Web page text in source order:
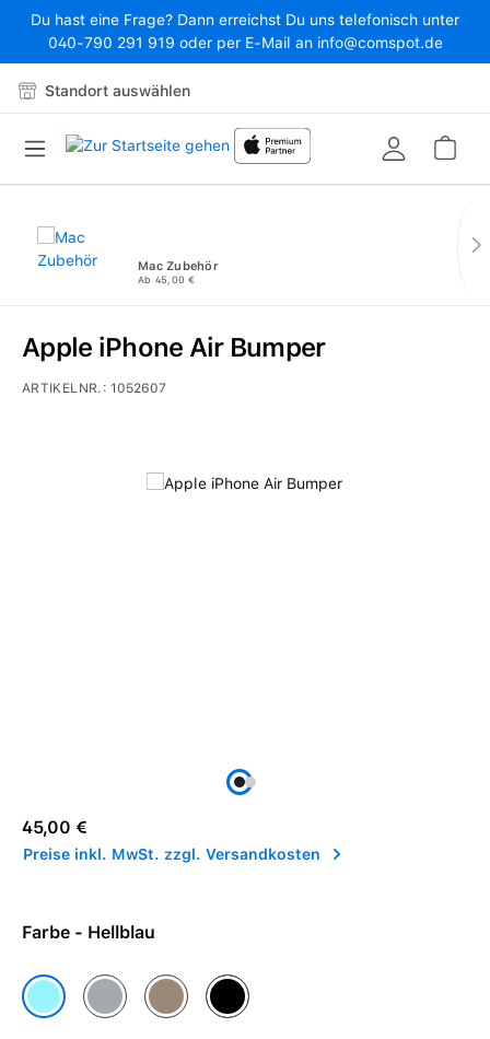
Zum Hauptinhalt springen
Du hast eine Frage? Dann erreichst Du uns telefonisch unter
040-790 291 919 oder per E-Mail an info@comspot.de
Standort auswählen
Mac Zubehör
Ab 45,00 €
Bildergalerie überspringen
Apple iPhone Air Bumper
ARTIKELNR.:1052607
Regulärer Preis:
45,00 €
Preise inkl. MwSt. zzgl. Versandkosten
Farbe - Hellblau
HellblauHellgrauMandel Schwarz